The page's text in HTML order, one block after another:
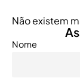
Não existem
Nome